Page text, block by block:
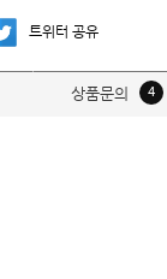
트위터 공유
4
상품문의